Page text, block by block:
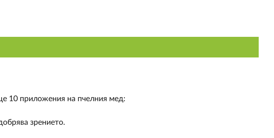
10 приложения на пчелния мед:
зрението.